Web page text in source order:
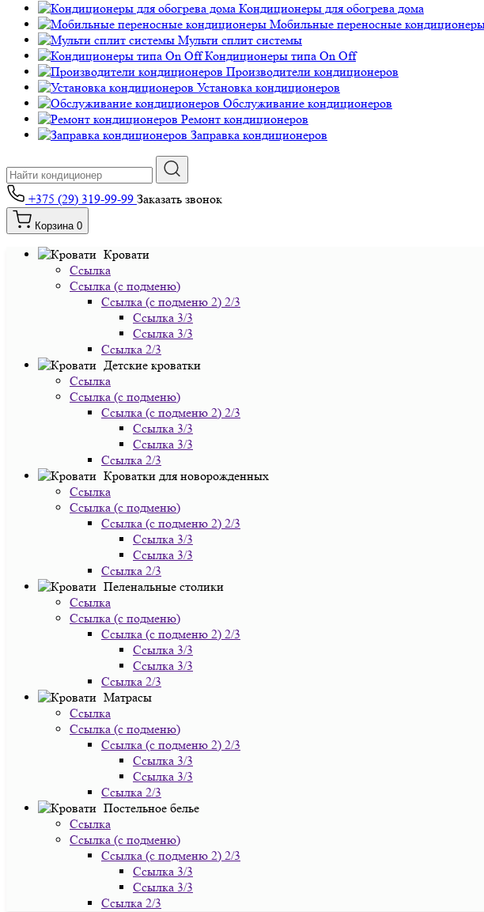
Кондиционеры для обогрева дома
Мобильные переносные
Мульти сплит системы
Кондиционеры типа On Off
Производители кондиционеров
Установка кондиционеров
Обслуживание кондиционеров
Ремонт кондиционеров
Заправка кондиционеров
+375 (29) 319-99-99 Заказать звонок
Корзина 0
Кровати
Ссылка
Ссылка (с подменю)
Ссылка (с подменю 2) 2/3
Ссылка 3/3
Ссылка 3/3
Ссылка 2/3
Детские кроватки
Ссылка
Ссылка (с подменю)
Ссылка (с подменю 2) 2/3
Ссылка 3/3
Ссылка 3/3
Ссылка 2/3
Кроватки для новорожденных
Ссылка
Ссылка (с подменю)
Ссылка (с подменю 2) 2/3
Ссылка 3/3
Ссылка 3/3
Ссылка 2/3
Пеленальные столики
Ссылка
Ссылка (с подменю)
Ссылка (с подменю 2) 2/3
Ссылка 3/3
Ссылка 3/3
Ссылка 2/3
Матрасы
Ссылка
Ссылка (с подменю)
Ссылка (с подменю 2) 2/3
Ссылка 3/3
Ссылка 3/3
Ссылка 2/3
Постельное белье
Ссылка
Ссылка (с подменю)
Ссылка (с подменю 2) 2/3
Ссылка 3/3
Ссылка 3/3
Ссылка 2/3